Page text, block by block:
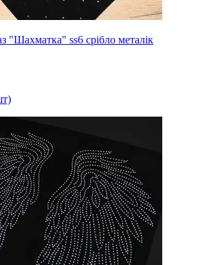
"Шахматка" ss6 срібло металік